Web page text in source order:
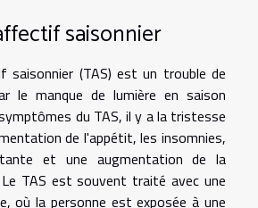
saisonnier
(TAS) est un trouble de
le manque de lumière en saison
du TAS, il y a la tristesse
de l'appétit, les insomnies,
et une augmentation de la
TAS est souvent traité avec une
où la personne est exposée à une